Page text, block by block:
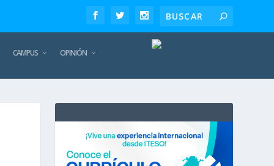
CAMPUS OPINIÓN